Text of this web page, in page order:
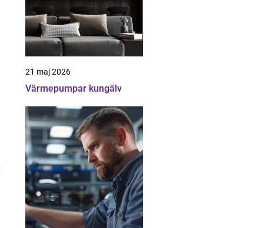
21 maj 2026
Värmepumpar kungälv